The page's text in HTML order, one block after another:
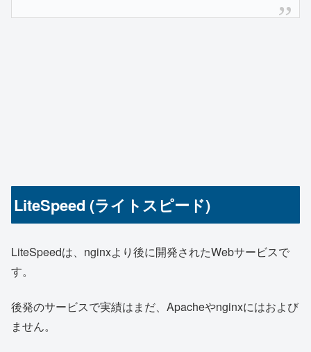
LiteSpeed (ライトスピード)
LiteSpeedは、nginxより後に開発されたWebサービスで
す。
後発のサービスで実績はまだ、Apacheやnginxにはおよび
ません。